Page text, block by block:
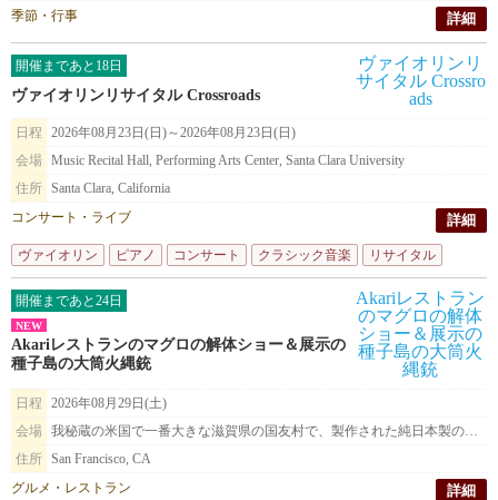
季節・行事
詳細
開催まであと18日
ヴァイオリンリサイタル Crossroads
日程
2026年08月23日(日)～2026年08月23日(日)
会場 Music Recital Hall, Performing Arts Center, Santa Clara University
住所 Santa Clara, California
コンサート・ライブ
詳細
ヴァイオリン ピアノ コンサート クラシック音楽 リサイタル
開催まであと24日
NEW
Akariレストランのマグロの解体ショー＆展示の
種子島の大筒火縄銃
日程
2026年08月29日(土)
会場
我秘蔵の米国で一番大きな滋賀県の国友村で、製作された純日本製の種子島火縄銃を展示致します。
住所 San Francisco, CA
グルメ・レストラン
詳細